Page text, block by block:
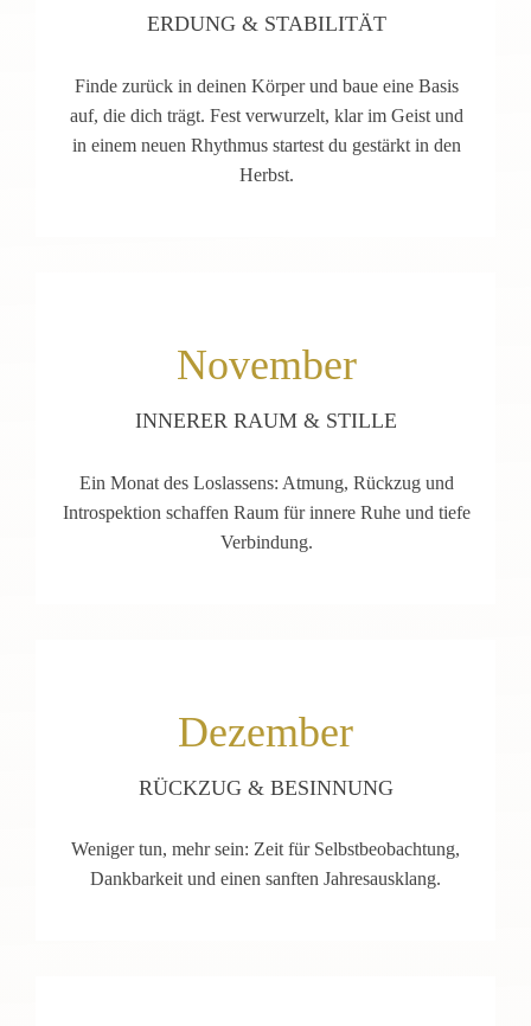
ERDUNG & STABILITÄT
Finde zurück in deinen Körper und baue eine Basis
auf, die dich trägt. Fest verwurzelt, klar im Geist und
in einem neuen Rhythmus startest du gestärkt in den
Herbst.
November
INNERER RAUM & STILLE
Ein Monat des Loslassens: Atmung, Rückzug und
Introspektion schaffen Raum für innere Ruhe und tiefe
Verbindung.
Dezember
RÜCKZUG & BESINNUNG
Weniger tun, mehr sein: Zeit für Selbstbeobachtung,
Dankbarkeit und einen sanften Jahresausklang.